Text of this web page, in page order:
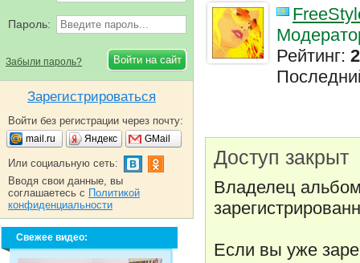
Рейтинг:
Доступ закрыт
Владелец
Если вы уже
Пароль:
Забыли пароль?
Зарегистрироваться
Войти без регистрации через почту:
mail.ru Яндекс GMail
Или социальную сеть:
Вводя свои данные, вы
соглашаетесь с Политикой
конфиденциальности
Свежее видео: